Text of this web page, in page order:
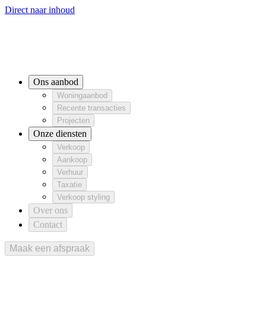
Direct naar inhoud
Onze diensten
Verkoop Verkoop Aankoop
Taxatie Taxatie Verkoop styling
Over ons
Contact
Ons aanbod
Woningaanbod
Recente transacties
Projecten
Onze diensten
Verkoop
Aankoop
Verhuur
Taxatie
Verkoop styling
Over ons
Contact
Maak een afspraak